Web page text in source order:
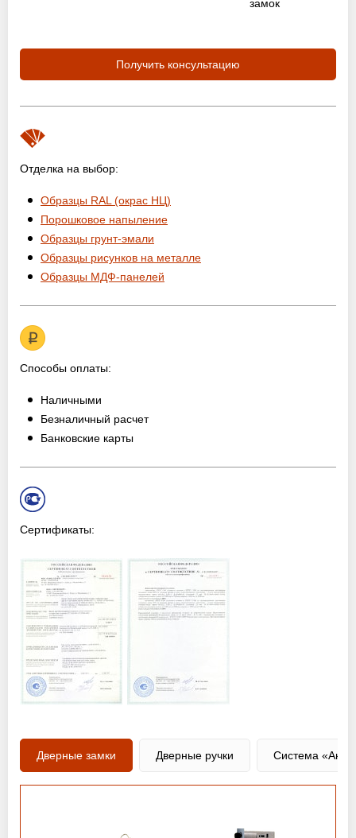
замок
Получить консультацию
Отделка на выбор:
Образцы RAL (окрас НЦ)
Порошковое напыление
Образцы грунт-эмали
Образцы рисунков на металле
Образцы МДФ-панелей
Способы оплаты:
Наличными
Безналичный расчет
Банковские карты
Сертификаты:
Дверные замки Дверные ручки Система